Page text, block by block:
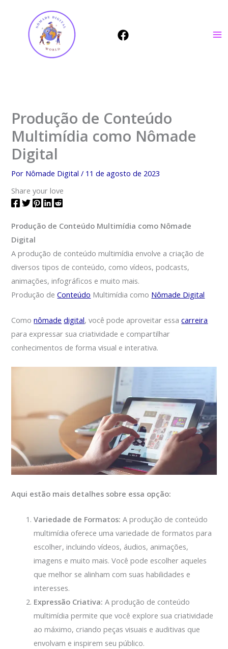
conteúdo
Produção de Conteúdo
Multimídia como Nômade
Digital
Por Nômade Digital/ 11 de agosto de 2023
Share your love
Produção de Conteúdo Multimídia como Nômade
Digital
A produção de conteúdo multimídia envolve a criação de
diversos tipos de conteúdo, como vídeos, podcasts,
animações, infográficos e muito mais.
Produção deConteúdo Multimídia como Nômade Digital
Comonômade digital, você pode aproveitar essacarreira
para expressar sua criatividade e compartilhar
conhecimentos de forma visual e interativa.
Aqui estão mais detalhes sobre essa opção:
Variedade de Formatos: A produção de conteúdo
multimídia oferece uma variedade de formatos para
escolher, incluindo vídeos, áudios, animações,
imagens e muito mais. Você pode escolher aqueles
que melhor se alinham com suas habilidades e
interesses.
Expressão Criativa: A produção de conteúdo
multimídia permite que você explore sua criatividade
ao máximo, criando peças visuais e auditivas que
envolvam e inspirem seu público.